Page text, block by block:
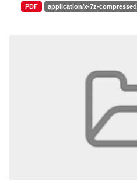
PDF application/x-7z-compressed